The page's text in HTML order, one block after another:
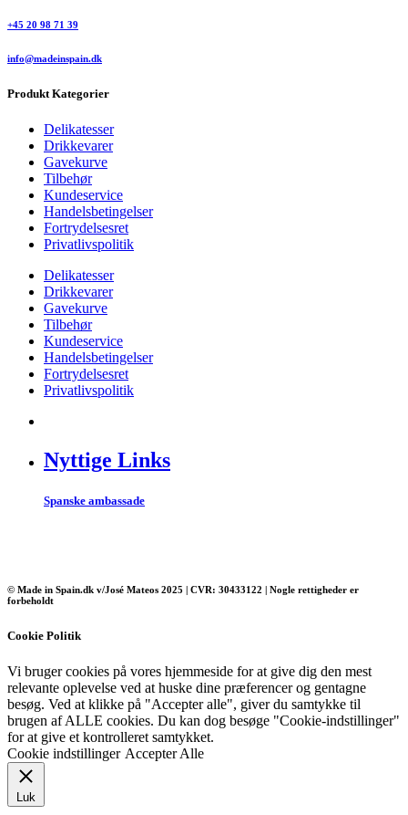
+45 20 98 71 39
info@madeinspain.dk
Produkt Kategorier
Delikatesser
Drikkevarer
Gavekurve
Tilbehør
Kundeservice
Handelsbetingelser
Fortrydelsesret
Privatlivspolitik
Delikatesser
Drikkevarer
Gavekurve
Tilbehør
Kundeservice
Handelsbetingelser
Fortrydelsesret
Privatlivspolitik
Nyttige Links
Spanske ambassade
© Made in Spain.dk v/José Mateos 2025 | CVR: 30433122 | Nogle rettigheder er
forbeholdt
Cookie Politik
Vi bruger cookies på vores hjemmeside for at give dig den mest
relevante oplevelse ved at huske dine præferencer og gentagne
besøg. Ved at klikke på "Accepter alle", giver du samtykke til
brugen af ​​ALLE cookies. Du kan dog besøge "Cookie-indstillinger"
for at give et kontrolleret samtykket.
Cookie indstillinger Accepter Alle
Luk